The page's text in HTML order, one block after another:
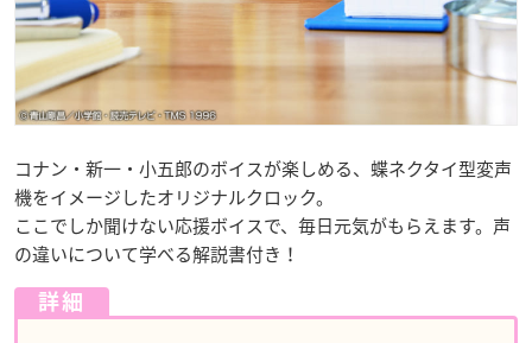
コナン・新一・小五郎のボイスが楽しめる、蝶ネクタイ型変声
機をイメージしたオリジナルクロック。
ここでしか聞けない応援ボイスで、毎日元気がもらえます。声
の違いについて学べる解説書付き！
詳細